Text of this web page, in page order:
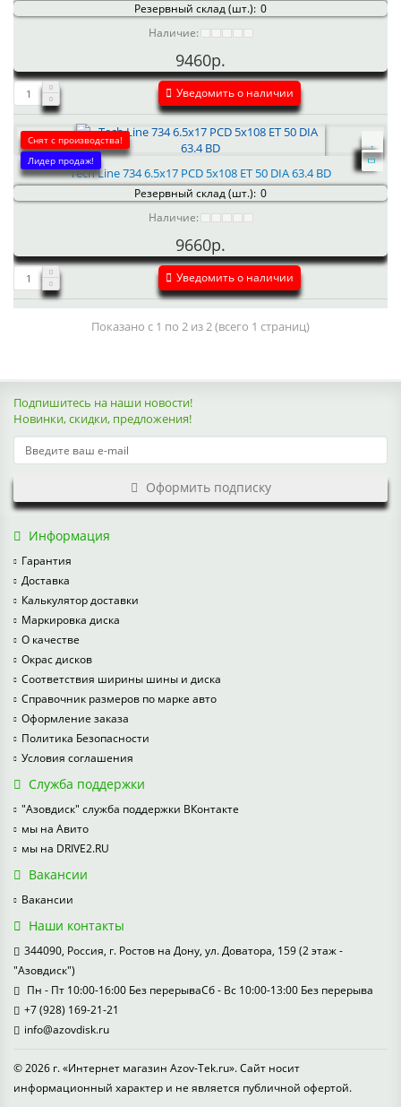
Резервный склад (шт.): 0
Наличие:
9460р.
Уведомить о наличии
Снят с производства!
Лидер продаж!
Tech Line 734 6.5x17 PCD 5x108 ET 50 DIA 63.4 BD
Резервный склад (шт.): 0
Наличие:
9660р.
Уведомить о наличии
Показано с 1 по 2 из 2 (всего 1 страниц)
Подпишитесь на наши новости!
Новинки, скидки, предложения!
Оформить подписку
Информация
Гарантия
Доставка
Калькулятор доставки
Маркировка диска
О качестве
Окрас дисков
Соответствия ширины шины и диска
Справочник размеров по марке авто
Оформление заказа
Политика Безопасности
Условия соглашения
Служба поддержки
"Азовдиск" служба поддержки ВКонтакте
мы на Авито
мы на DRIVE2.RU
Вакансии
Вакансии
Наши контакты
344090, Россия, г. Ростов на Дону, ул. Доватора, 159 (2 этаж -
"Азовдиск")
Пн - Пт 10:00-16:00 Без перерываСб - Вс 10:00-13:00 Без перерыва
+7 (928) 169-21-21
info@azovdisk.ru
© 2026 г. «Интернет магазин Azov-Tek.ru». Сайт носит
информационный характер и не является публичной офертой.